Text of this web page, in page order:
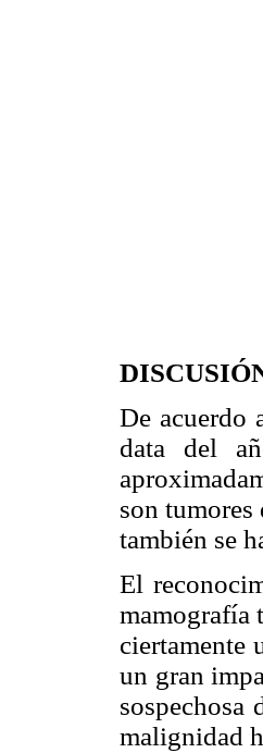
De acuerdo
data del
son
también se
El
mamografía
ciertamente
un gran
sospechosa
malignidad